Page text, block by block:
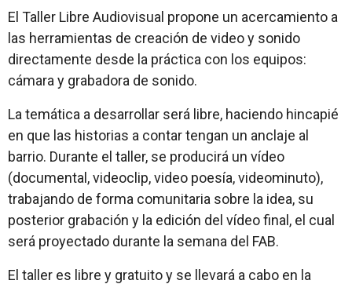
El Taller Libre Audiovisual propone un acercamiento a
las herramientas de creación de video y sonido
directamente desde la práctica con los equipos:
cámara y grabadora de sonido.
La temática a desarrollar será libre, haciendo hincapié
en que las historias a contar tengan un anclaje al
barrio. Durante el taller, se producirá un vídeo
(documental, videoclip, video poesía, videominuto),
trabajando de forma comunitaria sobre la idea, su
posterior grabación y la edición del vídeo final, el cual
será proyectado durante la semana del FAB.
El taller es libre y gratuito y se llevará a cabo en la